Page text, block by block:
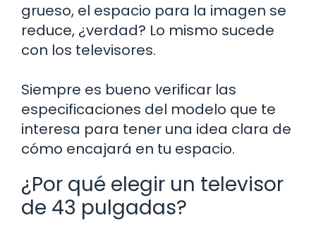
grueso, el espacio para la imagen se
reduce, ¿verdad? Lo mismo sucede
con los televisores.
Siempre es bueno verificar las
especificaciones del modelo que te
interesa para tener una idea clara de
cómo encajará en tu espacio.
¿Por qué elegir un televisor
de 43 pulgadas?